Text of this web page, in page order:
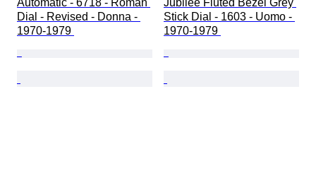
Automatic - 6718 - Roman
Dial - Revised - Donna -
1970-1979
Jubilee Fluted Bezel Grey
Stick Dial - 1603 - Uomo -
1970-1979